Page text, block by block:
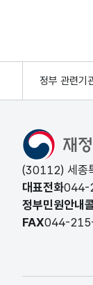
정부 관련기
(30112) 세종
대표전화044-
정부민원안내
FAX044-